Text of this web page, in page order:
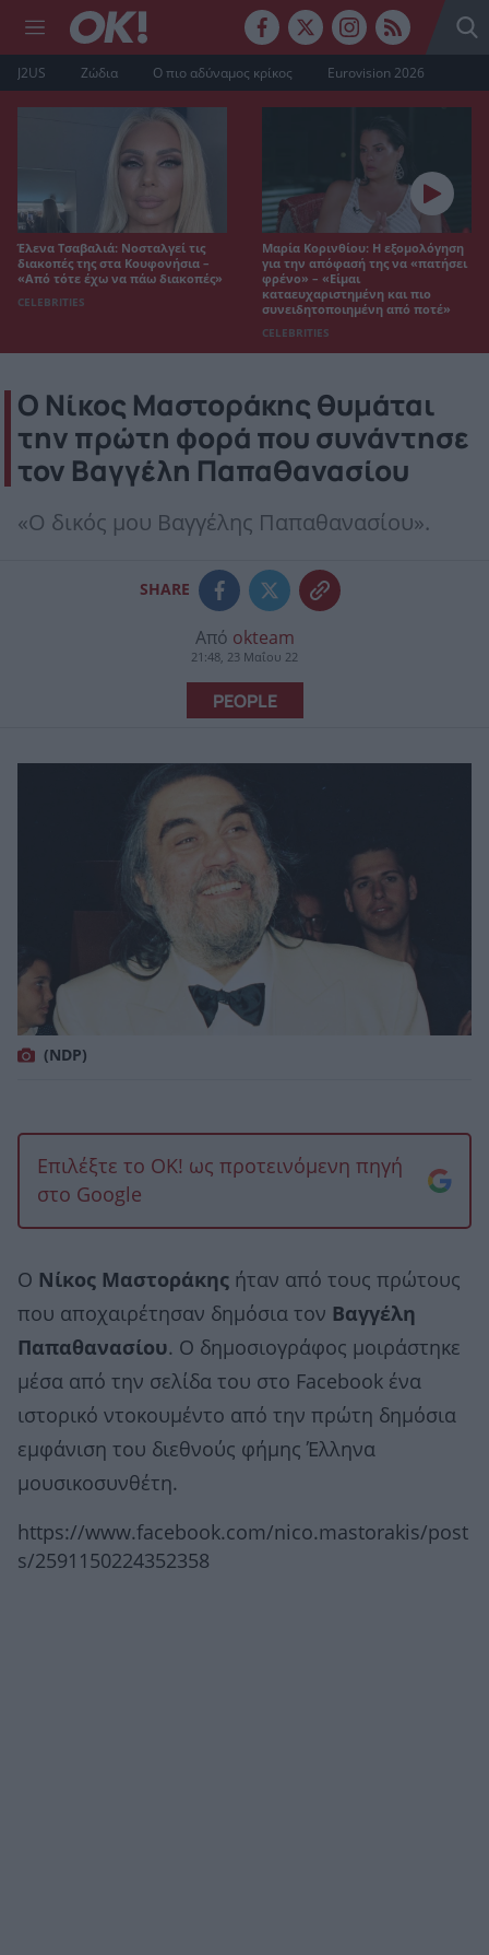
J2US Ζώδια Ο πιο αδύναμος κρίκος Eurovision 2026
Έλενα Τσαβαλιά: Νοσταλγεί τις
διακοπές της στα Κουφονήσια –
«Από τότε έχω να πάω διακοπές»
CELEBRITIES
Μαρία Κορινθίου: Η εξομολόγηση
για την απόφασή της να «πατήσει
φρένο» – «Είμαι
καταευχαριστημένη και πιο
συνειδητοποιημένη από ποτέ»
CELEBRITIES
Ο Νίκος Μαστοράκης θυμάται
την πρώτη φορά που συνάντησε
τον Βαγγέλη Παπαθανασίου
«Ο δικός μου Βαγγέλης Παπαθανασίου».
SHARE
Από okteam
21:48, 23 Μαΐου 22
PEOPLE
(NDP)
Επιλέξτε το OK! ως προτεινόμενη πηγή
στο Google
Ο Νίκος Μαστοράκης ήταν από τους πρώτους
που αποχαιρέτησαν δημόσια τον Βαγγέλη
Παπαθανασίου. Ο δημοσιογράφος μοιράστηκε
μέσα από την σελίδα του στο Facebook ένα
ιστορικό ντοκουμέντο από την πρώτη δημόσια
εμφάνιση του διεθνούς φήμης Έλληνα
μουσικοσυνθέτη.
https://www.facebook.com/nico.mastorakis/post
s/2591150224352358